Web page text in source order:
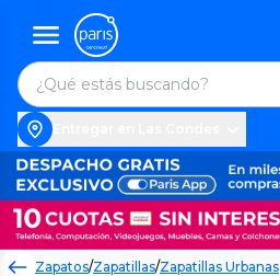
Zapatos/Zapatillas/Zapatillas Urbanas